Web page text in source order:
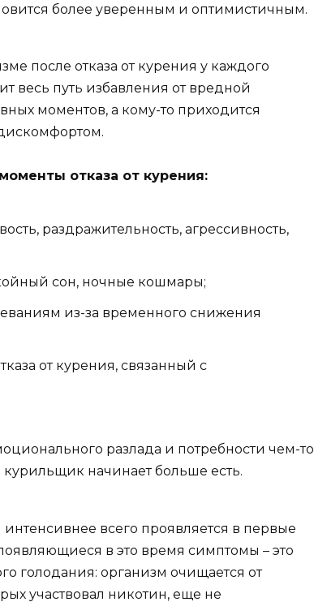
более уверенным и оптимистичным.
после отказа от курения у каждого
весь путь избавления от вредной
моментов, а кому-то приходится
отказа от курения:
раздражительность, агрессивность,
сон, ночные кошмары;
из-за временного снижения
от курения, связанный с
разлада и потребности чем-то
начинает больше есть.
всего проявляется в первые
в это время симптомы – это
голодания: организм очищается от
участвовал никотин, еще не